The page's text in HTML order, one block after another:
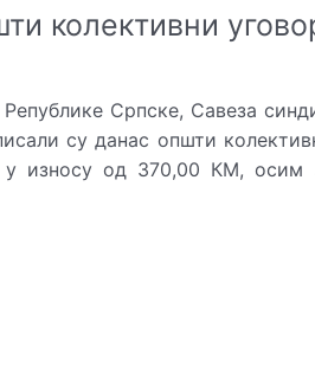
колективни
Српске, Савеза
су данас општи
износу од 370,00 КМ, осим